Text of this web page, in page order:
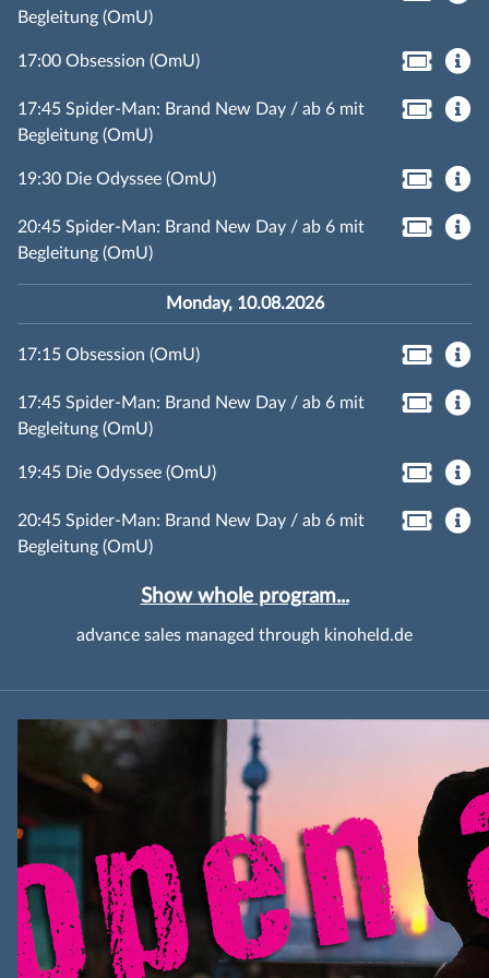
Begleitung (OmU)
17:00 Obsession (OmU)
17:45 Spider-Man: Brand New Day / ab 6 mit
Begleitung (OmU)
19:30 Die Odyssee (OmU)
20:45 Spider-Man: Brand New Day / ab 6 mit
Begleitung (OmU)
Monday, 10.08.2026
17:15 Obsession (OmU)
17:45 Spider-Man: Brand New Day / ab 6 mit
Begleitung (OmU)
19:45 Die Odyssee (OmU)
20:45 Spider-Man: Brand New Day / ab 6 mit
Begleitung (OmU)
Show whole program...
advance sales managed through kinoheld.de